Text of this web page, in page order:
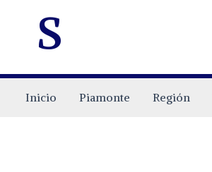
s
Inicio Piamonte Región